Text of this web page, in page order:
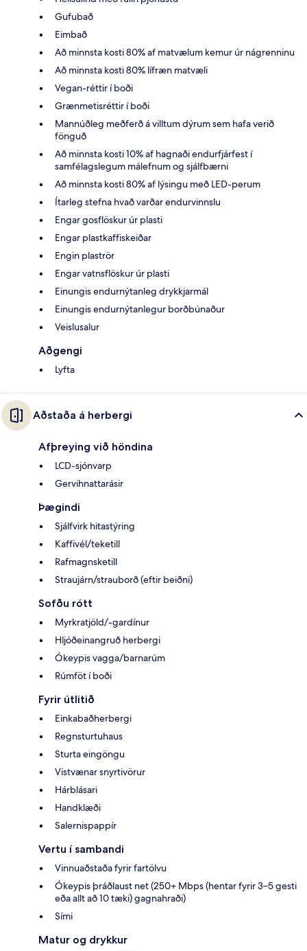
Gufubað
Eimbað
Að minnsta kosti 80% af matvælum kemur úr nágrenninu
Að minnsta kosti 80% lífræn matvæli
Vegan-réttir í boði
Grænmetisréttir í boði
Mannúðleg meðferð á villtum dýrum sem hafa verið
fönguð
Að minnsta kosti 10% af hagnaði endurfjárfest í
samfélagslegum málefnum og sjálfbærni
Að minnsta kosti 80% af lýsingu með LED-perum
Ítarleg stefna hvað varðar endurvinnslu
Engar gosflöskur úr plasti
Engar plastkaffiskeiðar
Engin plaströr
Engar vatnsflöskur úr plasti
Einungis endurnýtanleg drykkjarmál
Einungis endurnýtanlegur borðbúnaður
Veislusalur
Aðgengi
Lyfta
Aðstaða á herbergi
Afþreying við höndina
LCD-sjónvarp
Gervihnattarásir
Þægindi
Sjálfvirk hitastýring
Kaffivél/teketill
Rafmagnsketill
Straujárn/strauborð (eftir beiðni)
Sofðu rótt
Myrkratjöld/-gardínur
Hljóðeinangruð herbergi
Ókeypis vagga/barnarúm
Rúmföt í boði
Fyrir útlitið
Einkabaðherbergi
Regnsturtuhaus
Sturta eingöngu
Vistvænar snyrtivörur
Hárblásari
Handklæði
Salernispappír
Vertu í sambandi
Vinnuaðstaða fyrir fartölvu
Ókeypis þráðlaust net (250+ Mbps (hentar fyrir 3–5 gesti
eða allt að 10 tæki) gagnahraði)
Sími
Matur og drykkur